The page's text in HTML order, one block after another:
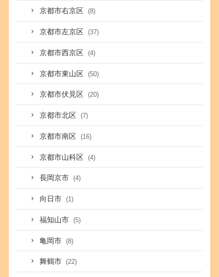
京都市右京区 (8)
京都市左京区 (37)
京都市西京区 (4)
京都市東山区 (50)
京都市伏見区 (20)
京都市北区 (7)
京都市南区 (16)
京都市山科区 (4)
長岡京市 (4)
向日市 (1)
福知山市 (5)
亀岡市 (8)
舞鶴市 (22)